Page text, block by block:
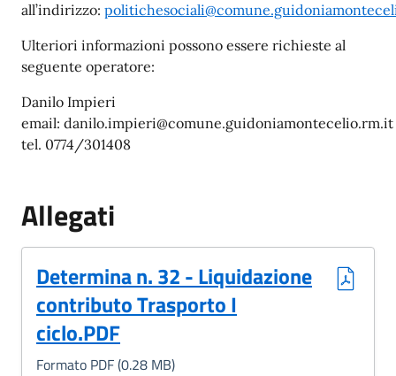
all’indirizzo:
Ulteriori informazioni possono essere richieste al
seguente operatore:
Danilo Impieri
email: danilo.impieri@comune.guidoniamontecelio.rm.it
tel. 0774/301408
Allegati
Determina n. 32 - Liquidazione
contributo Trasporto I
ciclo.PDF
(Formato PDF, 0.28 MB)
Formato PDF (0.28 MB)